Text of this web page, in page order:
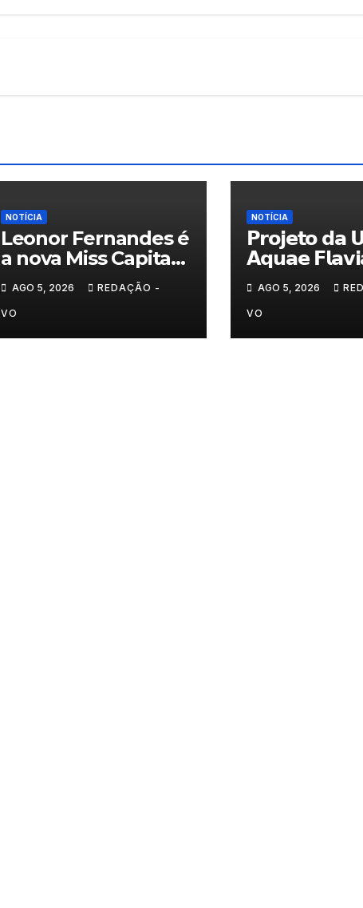
NOTÍCIA
Leonor Fernandes é
a nova Miss Capital
AGO 5, 2026 REDAÇÃO -
VO
NOTÍCIA
𝗣𝗿𝗼𝗷𝗲𝘁𝗼 𝗱𝗮
𝗔𝗾𝘂𝗮𝗲
𝗮𝗷𝘂𝗱𝗮 𝗮
𝗮𝗻𝘀𝗶𝗲𝗱𝗮𝗱𝗲
AGO 5, 2026
VO